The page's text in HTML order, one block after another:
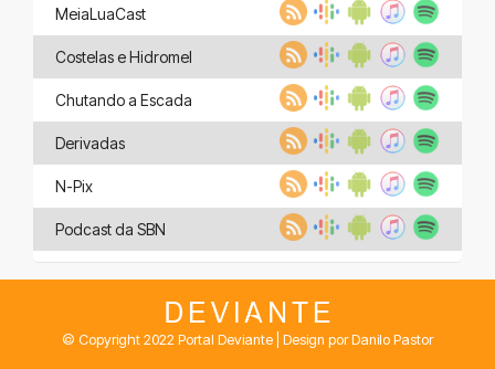
MeiaLuaCast
Costelas e Hidromel
Chutando a Escada
Derivadas
N-Pix
Podcast da SBN
© Copyright 2022 Portal Deviante | Design por Danilo Pastor